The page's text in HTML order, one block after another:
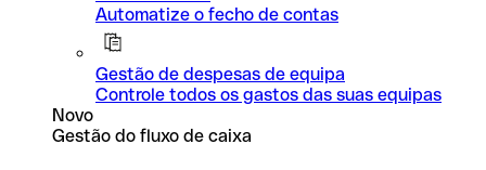
Automatize o fecho de contas
Gestão de despesas de equipa
Controle todos os gastos das suas equipas
Novo
Gestão do fluxo de caixa